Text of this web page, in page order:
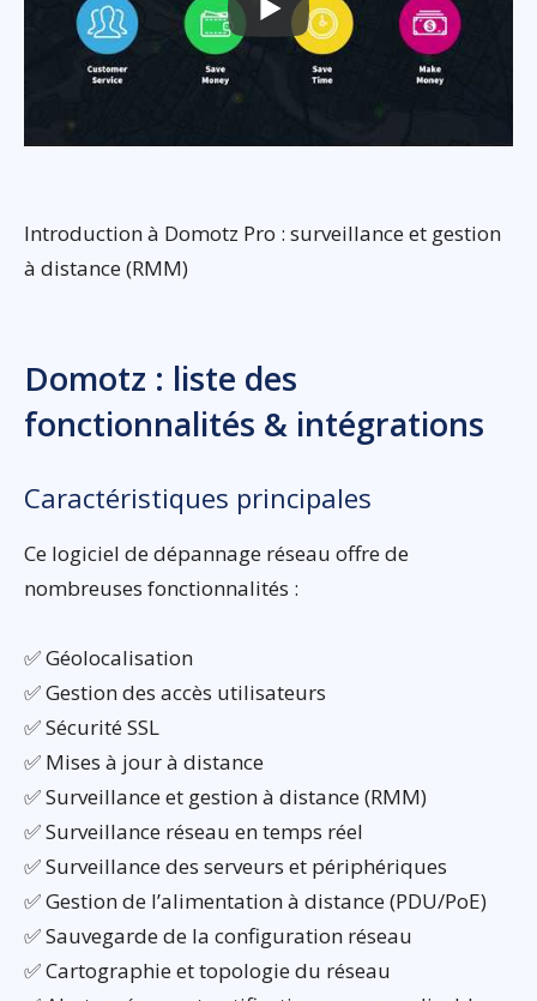
Introduction à Domotz Pro : surveillance et gestion
à distance (RMM)
Domotz : liste des
fonctionnalités & intégrations
Caractéristiques principales
Ce logiciel de dépannage réseau offre de
nombreuses fonctionnalités :
✅ Géolocalisation
✅ Gestion des accès utilisateurs
✅ Sécurité SSL
✅ Mises à jour à distance
✅ Surveillance et gestion à distance (RMM)
✅ Surveillance réseau en temps réel
✅ Surveillance des serveurs et périphériques
✅ Gestion de l’alimentation à distance (PDU/PoE)
✅ Sauvegarde de la configuration réseau
✅ Cartographie et topologie du réseau